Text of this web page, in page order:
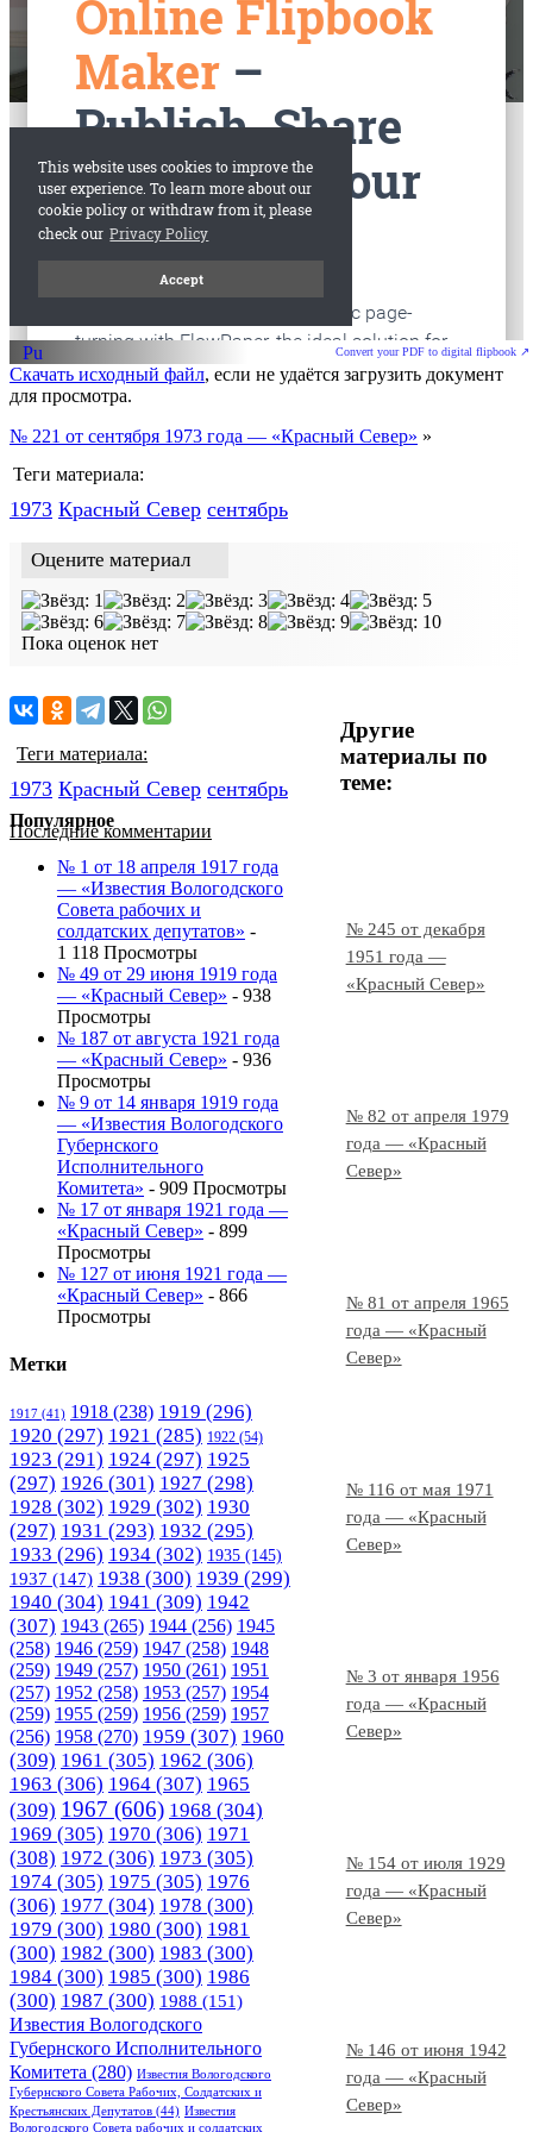
старые газеты
Convert your PDF to digital flipbook ↗
Скачать исходный файл, если не удаётся загрузить документ
для просмотра.
№ 221 от сентября 1973 года — «Красный Север» »
Теги материала:
1973 Красный Cевер сентябрь
Оцените материал
Пока оценок нет
Другие
материалы по
теме:
№ 245 от декабря
1951 года —
«Красный Север»
№ 82 от апреля 1979
года — «Красный
Север»
№ 81 от апреля 1965
года — «Красный
Север»
№ 116 от мая 1971
года — «Красный
Север»
№ 3 от января 1956
года — «Красный
Север»
№ 154 от июля 1929
года — «Красный
Север»
№ 146 от июня 1942
года — «Красный
Север»
Теги материала:
1973 Красный Cевер сентябрь
Последние комментарии
Популярное
№ 1 от 18 апреля 1917 года
— «Известия Вологодского
Совета рабочих и
солдатских депутатов» -
1 118 Просмотры
№ 49 от 29 июня 1919 года
— «Красный Север» - 938
Просмотры
№ 187 от августа 1921 года
— «Красный Север» - 936
Просмотры
№ 9 от 14 января 1919 года
— «Известия Вологодского
Губернского
Исполнительного
Комитета» - 909 Просмотры
№ 17 от января 1921 года —
«Красный Север» - 899
Просмотры
№ 127 от июня 1921 года —
«Красный Север» - 866
Просмотры
Метки
1917 (41) 1918 (238) 1919 (296)
1920 (297) 1921 (285) 1922 (54)
1923 (291) 1924 (297) 1925
(297) 1926 (301) 1927 (298)
1928 (302) 1929 (302) 1930
(297) 1931 (293) 1932 (295)
1933 (296) 1934 (302) 1935 (145)
1937 (147) 1938 (300) 1939 (299)
1940 (304) 1941 (309) 1942
(307) 1943 (265) 1944 (256) 1945
(258) 1946 (259) 1947 (258) 1948
(259) 1949 (257) 1950 (261) 1951
(257) 1952 (258) 1953 (257) 1954
(259) 1955 (259) 1956 (259) 1957
(256) 1958 (270) 1959 (307) 1960
(309) 1961 (305) 1962 (306)
1963 (306) 1964 (307) 1965
(309) 1967 (606) 1968 (304)
1969 (305) 1970 (306) 1971
(308) 1972 (306) 1973 (305)
1974 (305) 1975 (305) 1976
(306) 1977 (304) 1978 (300)
1979 (300) 1980 (300) 1981
(300) 1982 (300) 1983 (300)
1984 (300) 1985 (300) 1986
(300) 1987 (300) 1988 (151)
Известия Вологодского
Губернского Исполнительного
Комитета (280) Известия Вологодского
Губернского Совета Рабочих, Солдатских и
Крестьянских Депутатов (44) Известия
Вологодского Совета рабочих и солдатских